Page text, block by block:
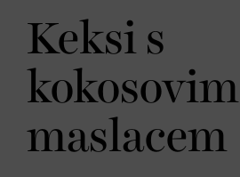
Keksi s
kokosovim
maslacem